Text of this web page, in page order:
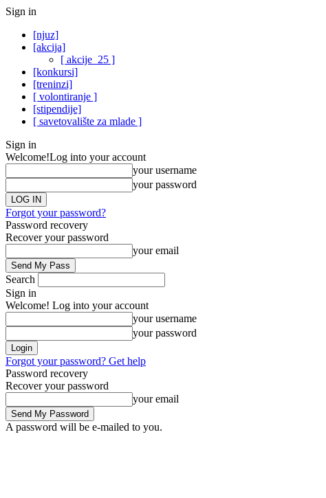
Sign in
[njuz]
[akcija]
[ akcije_25 ]
[konkursi]
[treninzi]
[ volontiranje ]
[stipendije]
[ savetovalište za mlade ]
Sign in
Welcome!Log into your account
your username
your password
Forgot your password?
Password recovery
Recover your password
your email
Search
Sign in
Welcome! Log into your account
your username
your password
Forgot your password? Get help
Password recovery
Recover your password
your email
A password will be e-mailed to you.